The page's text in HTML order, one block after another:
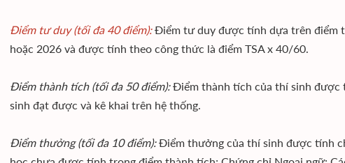
Điểm tư duy (tối đa 40 điểm): Điểm tư duy được tính dựa trên điểm
hoặc 2026 và được tính theo công thức là điểm TSA x 40/60.
Điểm thành tích (tối đa 50 điểm):Điểm thành tích của thí sinh được
sinh đạt được và kê khai trên hệ thống.
Điểm thưởng (tối đa 10 điểm):Điểm thưởng của thí sinh được tính